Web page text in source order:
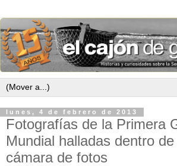
lunes, 4 de febrero de 2013
Fotografías de la Primera
Mundial halladas dentro
cámara de fotos